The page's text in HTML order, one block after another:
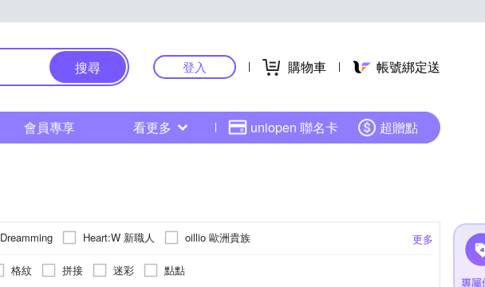
搜尋 登入 購物車 帳號綁定送
會員專享 看更多 uniopen 聯名卡 超贈點
更多
Dreamming Heart:W 新職人 oillio 歐洲貴族
格紋 拼接 迷彩
點點